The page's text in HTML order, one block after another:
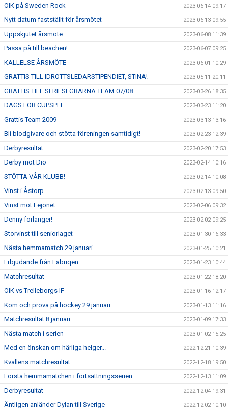
OIK på Sweden Rock 2023-06-14 09:17
Nytt datum fastställt för årsmötet 2023-06-13 09:55
Uppskjutet årsmöte 2023-06-08 11:39
Passa på till beachen! 2023-06-07 09:25
KALLELSE ÅRSMÖTE 2023-06-01 10:29
GRATTIS TILL IDROTTSLEDARSTIPENDIET, STINA! 2023-05-11 20:11
GRATTIS TILL SERIESEGRARNA TEAM 07/08 2023-03-26 18:35
DAGS FÖR CUPSPEL 2023-03-23 11:20
Grattis Team 2009 2023-03-13 13:16
Bli blodgivare och stötta föreningen samtidigt! 2023-02-23 12:39
Derbyresultat 2023-02-20 17:53
Derby mot Diö 2023-02-14 10:16
STÖTTA VÅR KLUBB! 2023-02-14 10:08
Vinst i Åstorp 2023-02-13 09:50
Vinst mot Lejonet 2023-02-06 09:32
Denny förlänger! 2023-02-02 09:25
Storvinst till seniorlaget 2023-01-30 16:33
Nästa hemmamatch 29 januari 2023-01-25 10:21
Erbjudande från Fabriqen 2023-01-23 10:44
Matchresultat 2023-01-22 18:20
OIK vs Trelleborgs IF 2023-01-16 12:17
Kom och prova på hockey 29 januari 2023-01-13 11:16
Matchresultat 8 januari 2023-01-09 17:33
Nästa match i serien 2023-01-02 15:25
Med en önskan om härliga helger... 2022-12-21 10:39
Kvällens matchresultat 2022-12-18 19:50
Första hemmamatchen i fortsättningsserien 2022-12-13 11:09
Derbyresultat 2022-12-04 19:31
Äntligen anländer Dylan till Sverige 2022-12-02 10:10